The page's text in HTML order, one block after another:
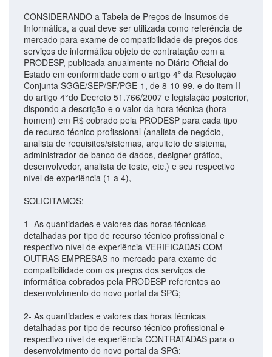
CONSIDERANDO a Tabela de Preços de Insumos de
Informática, a qual deve ser utilizada como referência de
mercado para exame de compatibilidade de preços dos
serviços de informática objeto de contratação com a
PRODESP, publicada anualmente no Diário Oficial do
Estado em conformidade com o artigo 4º da Resolução
Conjunta SGGE/SEP/SF/PGE-1, de 8-10-99, e do item II
do artigo 4°do Decreto 51.766/2007 e legislação posterior,
dispondo a descrição e o valor da hora técnica (hora
homem) em R$ cobrado pela PRODESP para cada tipo
de recurso técnico profissional (analista de negócio,
analista de requisitos/sistemas, arquiteto de sistema,
administrador de banco de dados, designer gráfico,
desenvolvedor, analista de teste, etc.) e seu respectivo
nível de experiência (1 a 4),
SOLICITAMOS:
1- As quantidades e valores das horas técnicas
detalhadas por tipo de recurso técnico profissional e
respectivo nível de experiência VERIFICADAS COM
OUTRAS EMPRESAS no mercado para exame de
compatibilidade com os preços dos serviços de
informática cobrados pela PRODESP referentes ao
desenvolvimento do novo portal da SPG;
2- As quantidades e valores das horas técnicas
detalhadas por tipo de recurso técnico profissional e
respectivo nível de experiência CONTRATADAS para o
desenvolvimento do novo portal da SPG;